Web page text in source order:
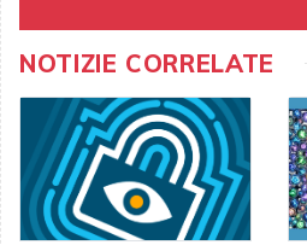
NOTIZIE CORRELATE